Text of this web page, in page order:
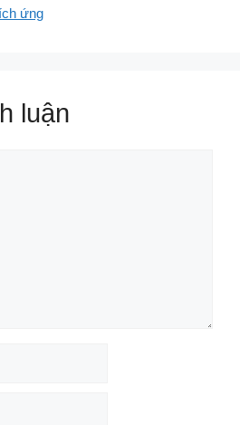
ứng
luận